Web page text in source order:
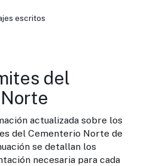
escritos
del
actualizada sobre los
del Cementerio Norte de
se detallan los
necesaria para cada